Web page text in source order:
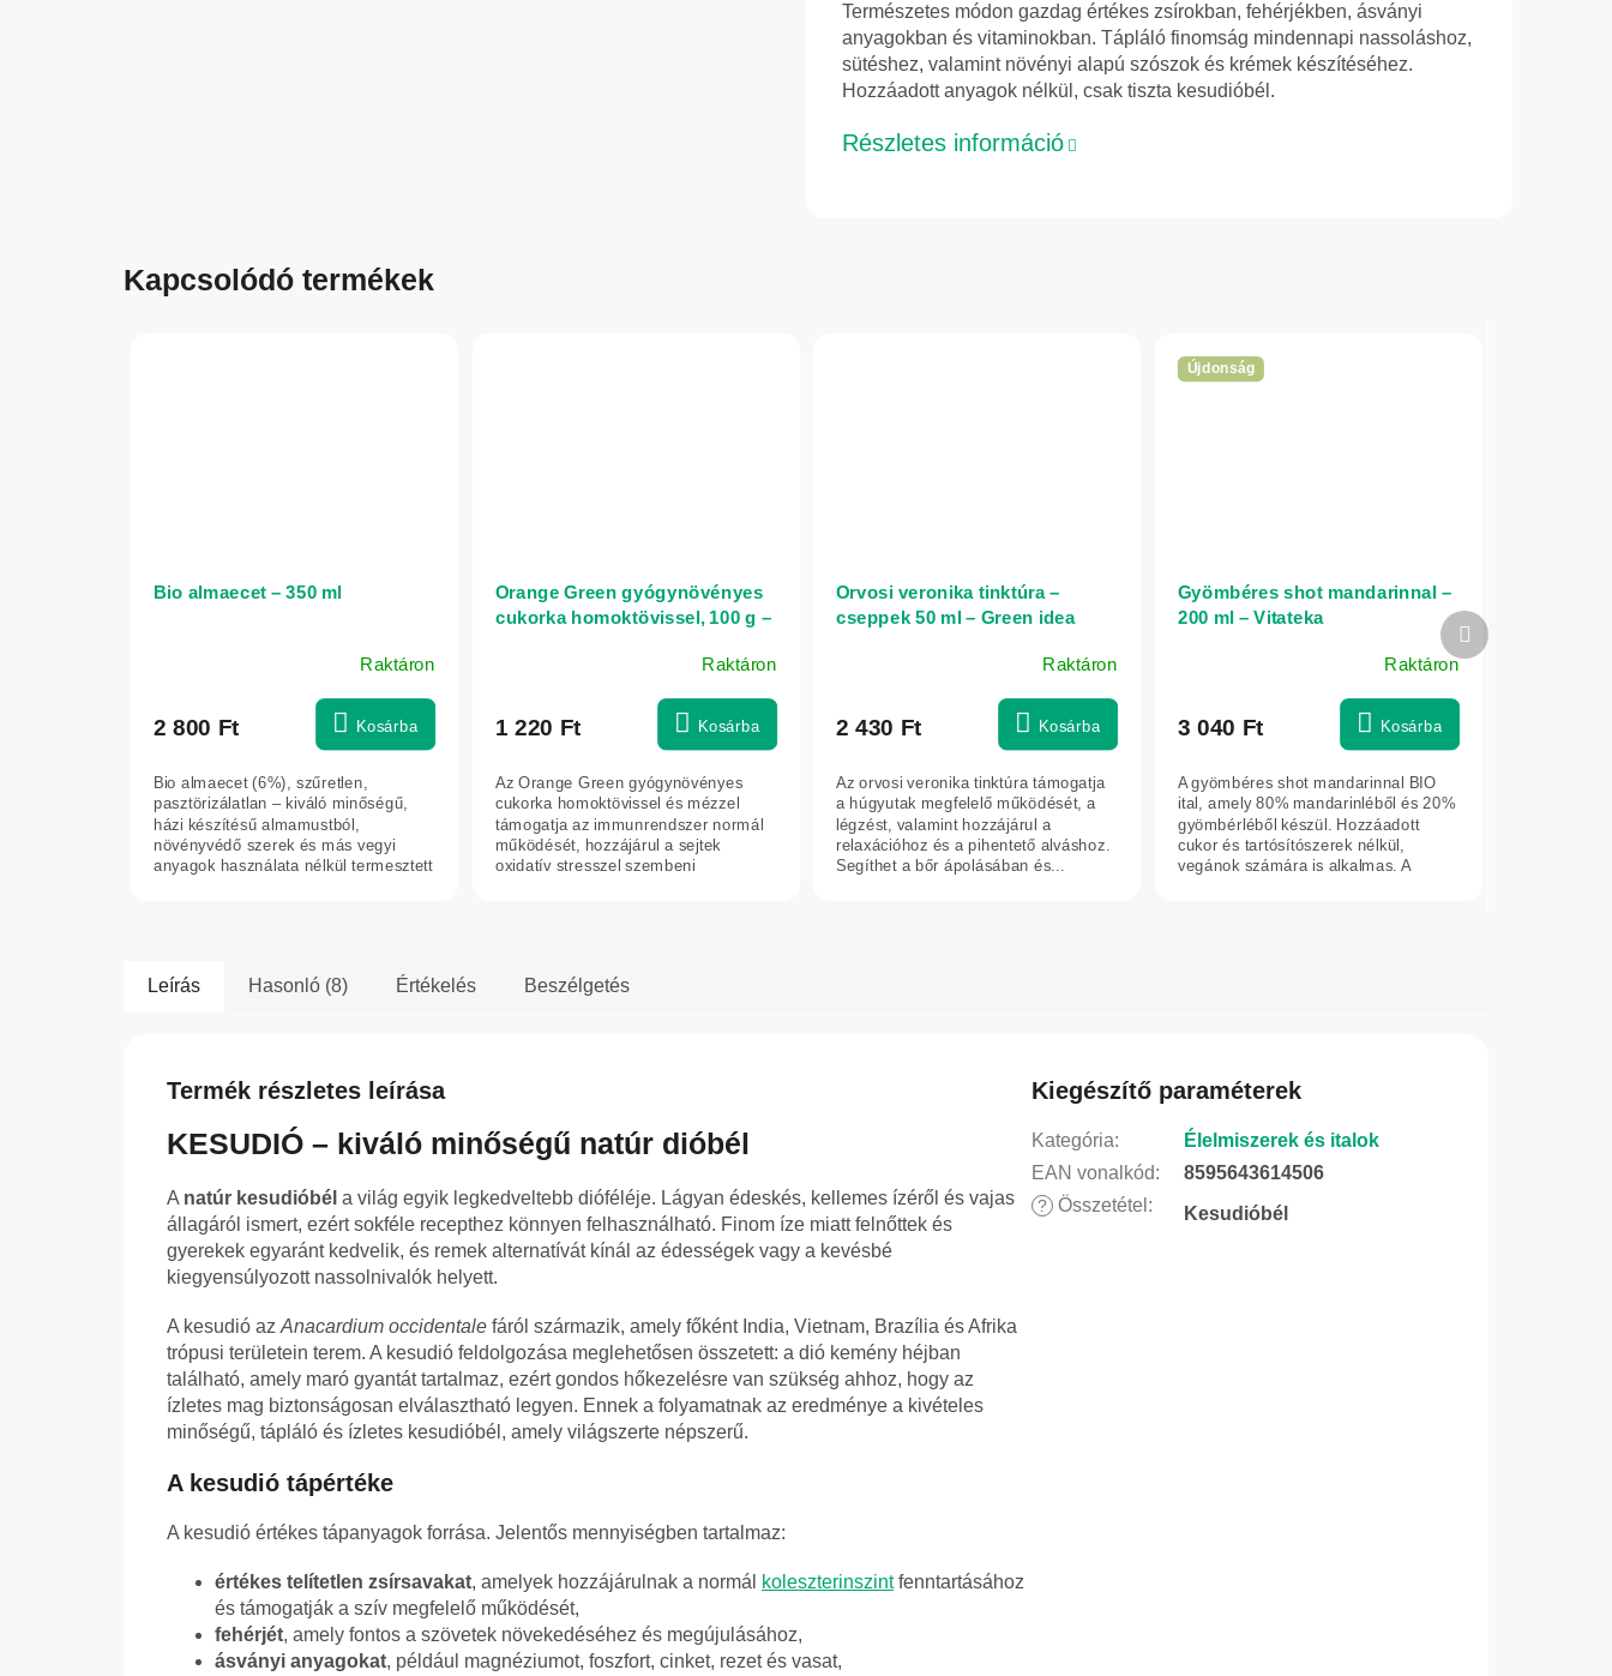
Természetes módon gazdag értékes zsírokban, fehérjékben, ásványi
anyagokban és vitaminokban. Tápláló finomság mindennapi nassoláshoz,
sütéshez, valamint növényi alapú szószok és krémek készítéséhez.
Hozzáadott anyagok nélkül, csak tiszta kesudióbél.
Részletes információ
Kapcsolódó termékek
Bio almaecet – 350 ml
átlagos
5,0
csillag.
Raktáron
2 800 Ft Kosárba
Bio almaecet (6%), szűretlen,
pasztörizálatlan – kiváló minőségű,
házi készítésű almamustból,
növényvédő szerek és más vegyi
anyagok használata nélkül termesztett
Orange Green gyógynövényes
cukorka homoktövissel, 100 g –
Raktáron
1 220 Ft Kosárba
Az Orange Green gyógynövényes
cukorka homoktövissel és mézzel
támogatja az immunrendszer normál
működését, hozzájárul a sejtek
oxidatív stresszel szembeni
Orvosi veronika tinktúra –
cseppek 50 ml – Green idea
Raktáron
2 430 Ft Kosárba
Az orvosi veronika tinktúra támogatja
a húgyutak megfelelő működését, a
légzést, valamint hozzájárul a
relaxációhoz és a pihentető alváshoz.
Segíthet a bőr ápolásában és...
Újdonság
Gyömbéres shot mandarinnal –
200 ml – Vitateka
Raktáron
3 040 Ft Kosárba
A gyömbéres shot mandarinnal BIO
ital, amely 80% mandarinléből és 20%
gyömbérléből készül. Hozzáadott
cukor és tartósítószerek nélkül,
vegánok számára is alkalmas. A
Következő
termék
Leírás Hasonló (8) Értékelés Beszélgetés
Termék részletes leírása
KESUDIÓ – kiváló minőségű natúr dióbél
A natúr kesudióbél a világ egyik legkedveltebb dióféléje. Lágyan édeskés, kellemes ízéről és vajas
állagáról ismert, ezért sokféle recepthez könnyen felhasználható. Finom íze miatt felnőttek és
gyerekek egyaránt kedvelik, és remek alternatívát kínál az édességek vagy a kevésbé
kiegyensúlyozott nassolnivalók helyett.
A kesudió az Anacardium occidentale fáról származik, amely főként India, Vietnam, Brazília és Afrika
trópusi területein terem. A kesudió feldolgozása meglehetősen összetett: a dió kemény héjban
található, amely maró gyantát tartalmaz, ezért gondos hőkezelésre van szükség ahhoz, hogy az
ízletes mag biztonságosan elválasztható legyen. Ennek a folyamatnak az eredménye a kivételes
minőségű, tápláló és ízletes kesudióbél, amely világszerte népszerű.
A kesudió tápértéke
A kesudió értékes tápanyagok forrása. Jelentős mennyiségben tartalmaz:
értékes telítetlen zsírsavakat, amelyek hozzájárulnak a normál koleszterinszintfenntartásához
és támogatják a szív megfelelő működését,
fehérjét, amely fontos a szövetek növekedéséhez és megújulásához,
ásványi anyagokat, például magnéziumot, foszfort, cinket, rezet és vasat,
Kiegészítő paraméterek
Kategória:
Élelmiszerek és italok
EAN vonalkód: 8595643614506
? Összetétel : Kesudióbél